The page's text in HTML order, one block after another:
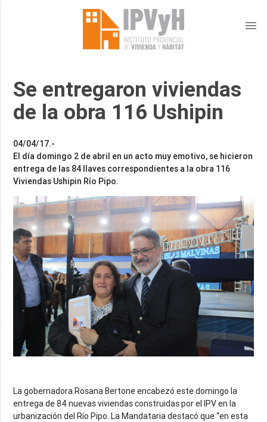
menu
Se entregaron viviendas
de la obra 116 Ushipin
04/04/17.-
El día domingo 2 de abril en un acto muy emotivo, se hicieron
entrega de las 84 llaves correspondientes a la obra 116
La gobernadora Rosana Bertone encabezó este domingo la
entrega de 84 nuevas viviendas construidas por el IPV en la
urbanización del Río Pipo. La Mandataria destacó que “en esta